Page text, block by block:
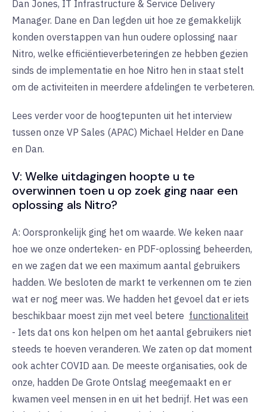
Dan Jones, IT Infrastructure & Service Delivery
Manager. Dane en Dan legden uit hoe ze gemakkelijk
konden overstappen van hun oudere oplossing naar
Nitro, welke efficiëntieverbeteringen ze hebben gezien
sinds de implementatie en hoe Nitro hen in staat stelt
om de activiteiten in meerdere afdelingen te verbeteren.
Lees verder voor de hoogtepunten uit het interview
tussen onze VP Sales (APAC) Michael Helder en Dane
en Dan.
V: Welke uitdagingen hoopte u te
overwinnen toen u op zoek ging naar een
oplossing als Nitro?
A: Oorspronkelijk ging het om waarde. We keken naar
hoe we onze onderteken- en PDF-oplossing beheerden,
en we zagen dat we een maximum aantal gebruikers
hadden. We besloten de markt te verkennen om te zien
wat er nog meer was. We hadden het gevoel dat er iets
beschikbaar moest zijn met veel betere functionaliteit
- Iets dat ons kon helpen om het aantal gebruikers niet
steeds te hoeven veranderen. We zaten op dat moment
ook achter COVID aan. De meeste organisaties, ook de
onze, hadden De Grote Ontslag meegemaakt en er
kwamen veel mensen in en uit het bedrijf. Het was een